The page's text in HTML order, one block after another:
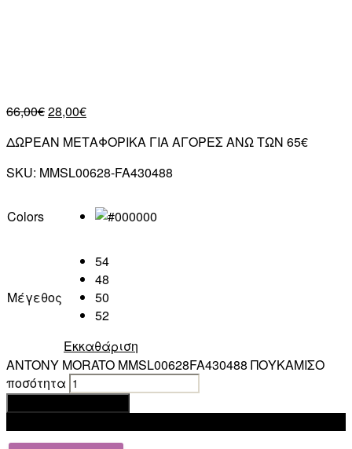
66,00€28,00€
ΔΩΡΕΑΝ ΜΕΤΑΦΟΡΙΚΑ ΓΙΑ ΑΓΟΡΕΣ ΑΝΩ ΤΩΝ 65€
SKU: MMSL00628-FA430488
Colors
Μέγεθος
54
48
50
52
Εκκαθάριση
ANTONY MORATO MMSL00628FA430488 ΠΟΥΚΑΜΙΣΟ
ποσότητα